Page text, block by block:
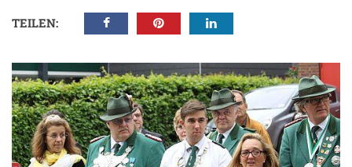
TEILEN: